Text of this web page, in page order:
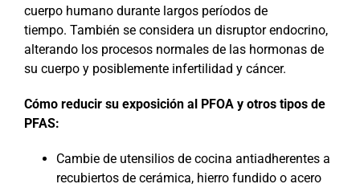
cuerpo humano durante largos períodos de
tiempo. También se considera un disruptor endocrino,
alterando los procesos normales de las hormonas de
su cuerpo y posiblemente infertilidad y cáncer.
Cómo reducir su exposición al PFOA y otros tipos de
PFAS:
Cambie de utensilios de cocina antiadherentes a
recubiertos de cerámica, hierro fundido o acero